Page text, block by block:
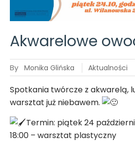
Akwarelowe
By Monika Glińska Aktualności
Spotkania twórcze z akwarelą,
warsztat już niebawem.
Termin: piątek 24
18:00 – warsztat plastyczny